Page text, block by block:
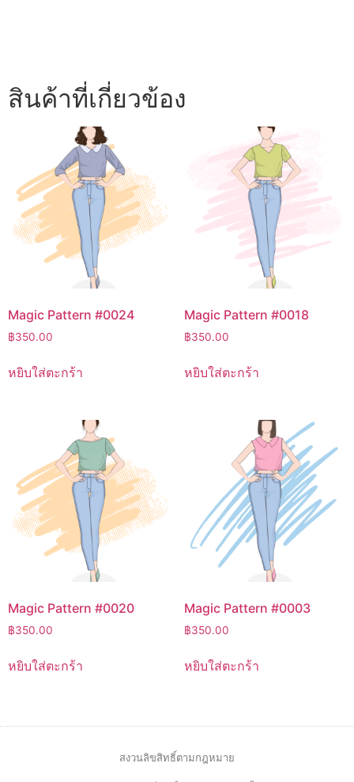
สินค้าที่เกี่ยวข้อง
Magic Pattern #0024
฿350.00
หยิบใส่ตะกร้า
Magic Pattern #0018
฿350.00
หยิบใส่ตะกร้า
Magic Pattern #0020
฿350.00
หยิบใส่ตะกร้า
Magic Pattern #0003
฿350.00
หยิบใส่ตะกร้า
สงวนลิขสิทธิ์ตามกฎหมาย